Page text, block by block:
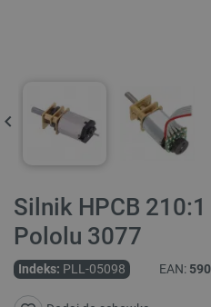
Silnik HPCB
Pololu 3077
Indeks: PLL-05098 EAN: